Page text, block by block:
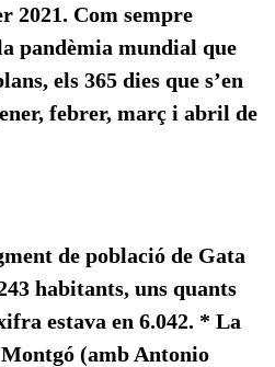
2021. Com sempre
pandèmia mundial que
els 365 dies que s’en
febrer, març i abril de
de població de Gata
habitants, uns quants
estava en 6.042. * La
(amb Antonio